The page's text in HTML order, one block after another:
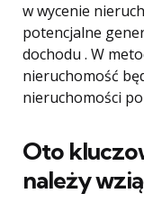
w wycenie
potencjalne
dochodu . W
nieruchomość
nieruchomości
Oto
należy